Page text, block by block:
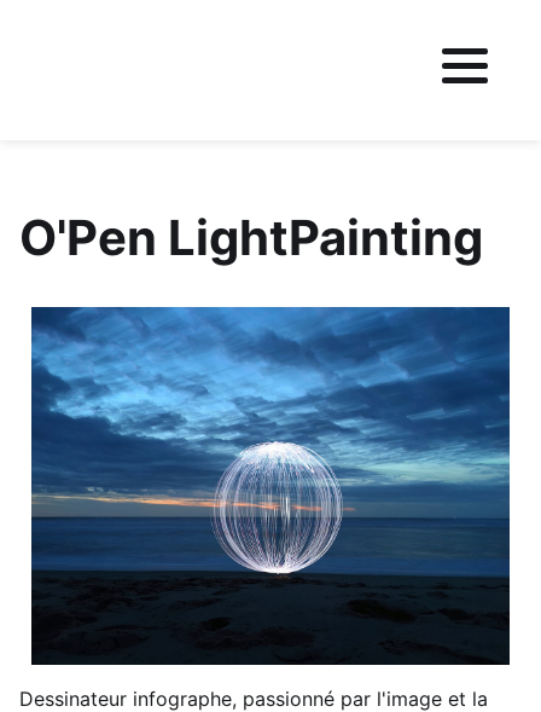
O'Pen LightPainting
Dessinateur infographe, passionné par l'image et la